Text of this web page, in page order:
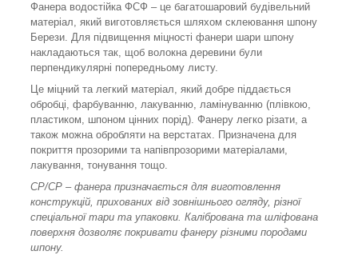
Фанера водостійка ФСФ – це багатошаровий будівельний
матеріал, який виготовляється шляхом склеювання шпону
Берези. Для підвищення міцності фанери шари шпону
накладаються так, щоб волокна деревини були
перпендикулярні попередньому листу.
Це міцний та легкий матеріал, який добре піддається
обробці, фарбуванню, лакуванню, ламінуванню (плівкою,
пластиком, шпоном цінних порід). Фанеру легко різати, а
також можна обробляти на верстатах. Призначена для
покриття прозорими та напівпрозорими матеріалами,
лакування, тонування тощо.
СР/СР – фанера призначається для виготовлення
конструкцій, прихованих від зовнішнього огляду, різної
спеціальної тари та упаковки. Калібрована та шліфована
поверхня дозволяє покривати фанеру різними породами
шпону.